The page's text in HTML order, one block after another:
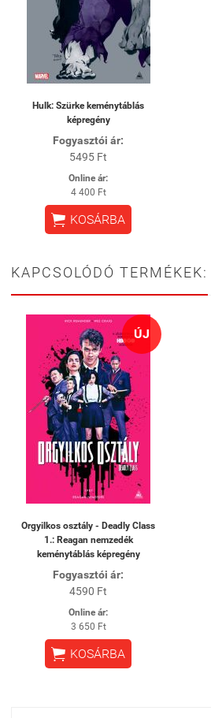
Hulk: Szürke keménytáblás
képregény
Fogyasztói ár:
5495 Ft
Online ár:
4 400 Ft
 KOSÁRBA
KAPCSOLÓDÓ TERMÉKEK:
ÚJ
Orgyilkos osztály - Deadly Class
1.: Reagan nemzedék
keménytáblás képregény
Fogyasztói ár:
4590 Ft
Online ár:
3 650 Ft
 KOSÁRBA